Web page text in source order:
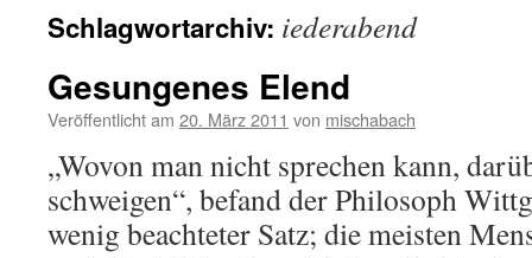
Schlagwortarchiv: iederabend
Gesungenes Elend
Veröffentlicht am 20. März 2011 von mischabach
„Wovon man nicht sprechen kann,
schweigen“, befand der Philosoph
wenig beachteter Satz; die meisten